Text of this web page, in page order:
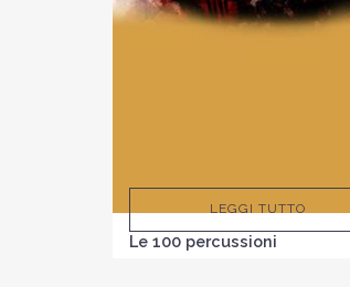
Le 100 percussioni
LEGGI TUTTO